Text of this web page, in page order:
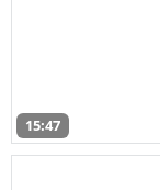
15:47